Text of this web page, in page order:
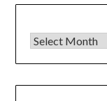
Arsip